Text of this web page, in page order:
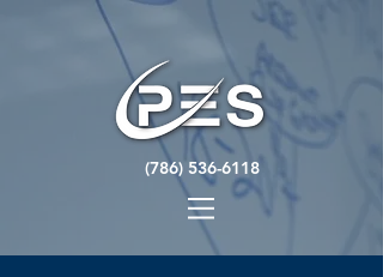
(786) 536-6118